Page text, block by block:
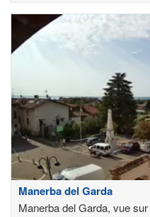
Manerba del Garda
Manerba del Garda, vue